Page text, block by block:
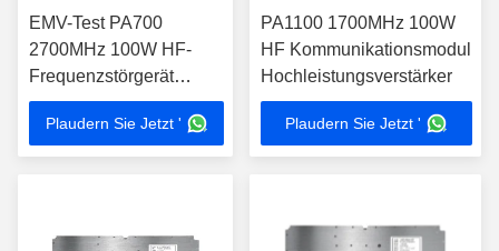
EMV-Test PA700
2700MHz 100W HF-
Frequenzstörgerät
gegen Drohnenmodul
Plaudern Sie Jetzt '
PA1100 1700MHz 100W
HF Kommunikationsmodul
Hochleistungsverstärker
Plaudern Sie Jetzt '